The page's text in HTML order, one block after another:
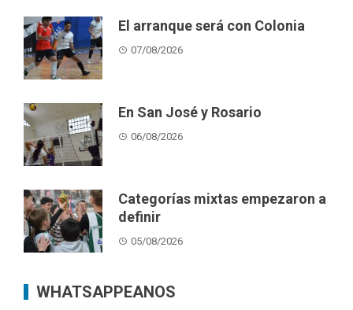
El arranque será con Colonia
07/08/2026
En San José y Rosario
06/08/2026
Categorías mixtas empezaron a
definir
05/08/2026
WHATSAPPEANOS